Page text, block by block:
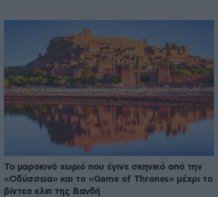
Το μαροκινό χωριό που έγινε σκηνικό από την
«Οδύσσεια» και το «Game of Thrones» μέχρι το
βίντεο κλιπ της Βανδή